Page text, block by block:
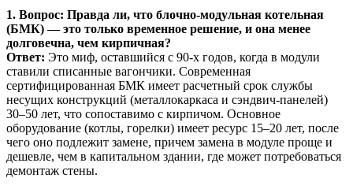
1. Вопрос: Правда ли, что блочно-модульная котельная
(БМК) — это только временное решение, и она менее
долговечна, чем кирпичная?
Ответ: Это миф, оставшийся с 90-х годов, когда в модули
ставили списанные вагончики. Современная
сертифицированная БМК имеет расчетный срок службы
несущих конструкций (металлокаркаса и сэндвич-панелей)
30–50 лет, что сопоставимо с кирпичом. Основное
оборудование (котлы, горелки) имеет ресурс 15–20 лет, после
чего оно подлежит замене, причем замена в модуле проще и
дешевле, чем в капитальном здании, где может потребоваться
демонтаж стены.